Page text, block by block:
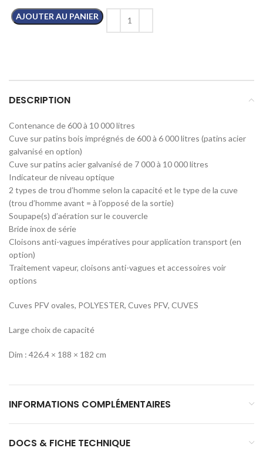
AJOUTER AU PANIER
DESCRIPTION
Contenance de 600 à 10 000 litres
Cuve sur patins bois imprégnés de 600 à 6 000 litres (patins acier
galvanisé en option)
Cuve sur patins acier galvanisé de 7 000 à 10 000 litres
Indicateur de niveau optique
2 types de trou d’homme selon la capacité et le type de la cuve
(trou d’homme avant = à l’opposé de la sortie)
Soupape(s) d’aération sur le couvercle
Bride inox de série
Cloisons anti-vagues impératives pour application transport (en
option)
Traitement vapeur, cloisons anti-vagues et accessoires voir
options
Cuves PFV ovales, POLYESTER, Cuves PFV, CUVES
Large choix de capacité
Dim : 426.4 × 188 × 182 cm
INFORMATIONS COMPLÉMENTAIRES
DOCS & FICHE TECHNIQUE